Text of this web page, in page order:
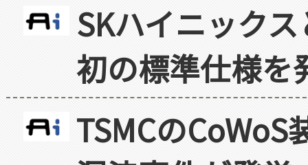
SKハイニック
初の標準仕様を
TSMCの